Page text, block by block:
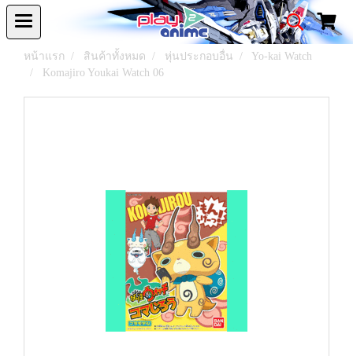
หน้าแรก สินค้าทั้งหมด หุ่นประกอบอื่น
Yo-kai Watch
Komajiro Youkai Watch 06